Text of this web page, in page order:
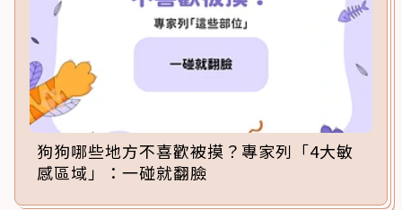
狗狗哪些地方不喜歡被摸？專家列「4大敏
感區域」：一碰就翻臉